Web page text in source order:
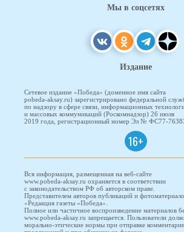
Мы в соцсетях
Издание
Сетевое издание «Победа» (доменное имя сайта
pobeda-aksay.ru) зарегистрировано федеральной
по надзору в сфере связи, информационных
и массовых коммуникаций (Роскомнадзор) 26 июля
2019 года, регистрационный номер Эл № ФС77-
16+
Вся информация, размещенная на веб-сайте
www.pobeda-aksay.ru охраняется в соответствии
с законодательством РФ об авторском праве.
Представителем авторов публикаций и
«Редакция газеты «Победа».
Полное или частичное воспроизведение материалов
www.pobeda-aksay.ru запрещается. Пользователи
морально-этические нормы при отправке